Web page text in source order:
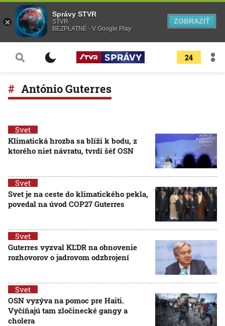
24
António Guterres
Svet
Klimatická hrozba sa blíži k bodu, z
ktorého niet návratu, tvrdí šéf OSN
Svet
Svet je na ceste do klimatického pekla,
povedal na úvod COP27 Guterres
Svet
Guterres vyzval KĽDR na obnovenie
rozhovorov o jadrovom odzbrojení
Svet
OSN vyzýva na pomoc pre Haiti.
Vyčíňajú tam zločinecké gangy a
cholera
Správy STVR
STVR
BEZPLATNÉ - V Google Play
ZOBRAZIŤ